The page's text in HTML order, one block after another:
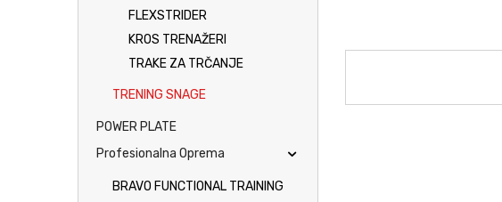
FLEXSTRIDER
KROS TRENAŽERI
TRAKE ZA TRČANJE
TRENING SNAGE
POWER PLATE
Profesionalna Oprema
BRAVO FUNCTIONAL TRAINING